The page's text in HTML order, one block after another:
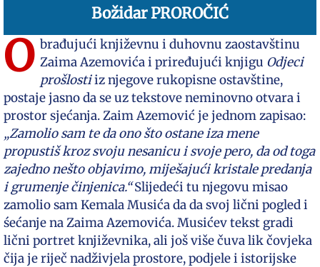
Božidar PROROČIĆ
O brađujući književnu i duhovnu zaostavštinu
Zaima Azemovića i priređujući knjigu Odjeci
prošlostiiz njegove rukopisne ostavštine,
postaje jasno da se uz tekstove neminovno otvara i
prostor sjećanja. Zaim Azemović je jednom zapisao:
„Zamolio sam te da ono što ostane iza mene
propustiš kroz svoju nesanicu i svoje pero, da od toga
zajedno nešto objavimo, miješajući kristale predanja
i grumenje činjenica.“Slijedeći tu njegovu misao
zamolio sam Kemala Musića da da svoj lični pogled i
śećanje na Zaima Azemovića. Musićev tekst gradi
lični portret književnika, ali još više čuva lik čovjeka
čija je riječ nadživjela prostore, podjele i istorijske